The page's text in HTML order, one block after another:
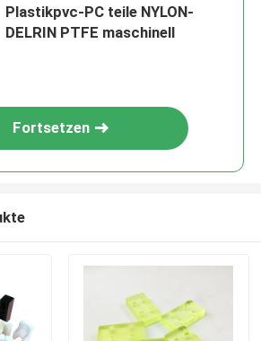
Plastikpvc-PC teile NYLON-
DELRIN PTFE maschinell
Fortsetzen